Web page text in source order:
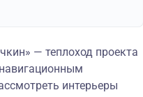
— теплоход проекта
интерьеры